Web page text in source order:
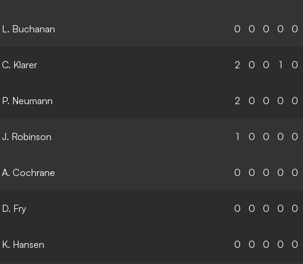
L. Buchanan 0 0 0 0 0
C. Klarer 2 0 0 1 0
P. Neumann 2 0 0 0 0
J. Robinson 1 0 0 0 0
A. Cochrane 0 0 0 0 0
D. Fry 0 0 0 0 0
K. Hansen 0 0 0 0 0